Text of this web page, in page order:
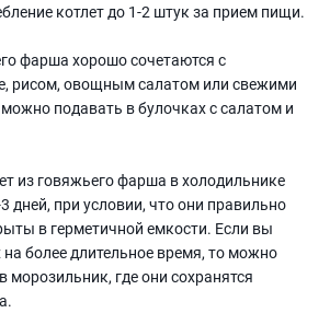
котлет до 1-2 штук за прием пищи.
фарша хорошо сочетаются с
рисом, овощным салатом или свежими
подавать в булочках с салатом и
из говяжьего фарша в холодильнике
дней, при условии, что они правильно
в герметичной емкости. Если вы
на более длительное время, то можно
морозильник, где они сохранятся